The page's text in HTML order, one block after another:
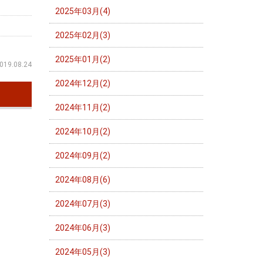
2025年03月(4)
2025年02月(3)
2025年01月(2)
2024年12月(2)
2024年11月(2)
2024年10月(2)
2024年09月(2)
2024年08月(6)
2024年07月(3)
2024年06月(3)
2024年05月(3)